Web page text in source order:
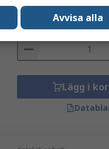
2 804,60 kr(exkl. moms)
Antal
Lägg i
Avvisa alla